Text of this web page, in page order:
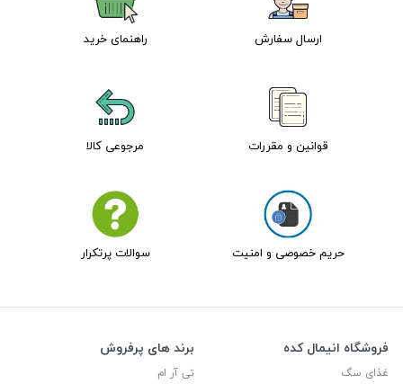
ارسال سفارش راهنمای خرید
قوانین و مقررات مرجوعی کالا
حریم خصوصی و امنیت سوالات پرتکرار
فروشگاه انیمال کده
غذای سگ
برند های پرفروش
تی آر ام